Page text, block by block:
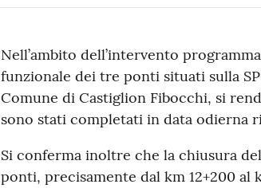
Nell’ambito dell’intervento
funzionale dei tre ponti situati sulla
Comune di Castiglion Fibocchi, si
sono stati completati in data odierna
Si conferma inoltre che la chiusura
ponti, precisamente dal km 12+200 al